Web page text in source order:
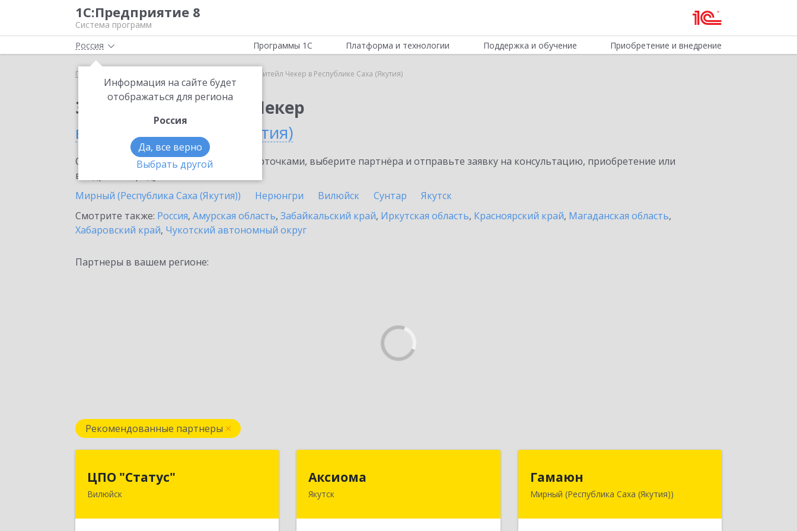
1С:Предприятие 8
Система программ
Россия
Информация на сайте будет
отображаться для региона
Россия
Да, все верно
Выбрать другой
Программы 1С Платформа и технологии Поддержка и обучение Приобретение и внедрение
Главная 1C-Ритейл Чекер в Республике Саха (Якутия)
Заказать 1C-Ритейл Чекер
в Республике Саха (Якутия)
Ознакомьтесь с информационными карточками, выберите партнёра и отправьте заявку на консультацию, приобретение или
внедрение продукта.
Мирный (Республика Саха (Якутия))
Нерюнгри Вилюйск Сунтар
Якутск
Смотрите также: Россия, Амурская область, Забайкальский край, Иркутская область, Красноярский край, Магаданская область,
Хабаровский край, Чукотский автономный округ
Партнеры в вашем регионе:
Рекомендованные партнеры
ЦПО "Статус"
Вилюйск
677000, Саха /Якутия/ Респ, Якутск г,
Аксиома
Якутск677000, Саха /Якутия/ Респ, Якутск г,
Гамаюн
Мирный (Республика Саха (Якутия))
678170, Саха /Якутия/ Респ,